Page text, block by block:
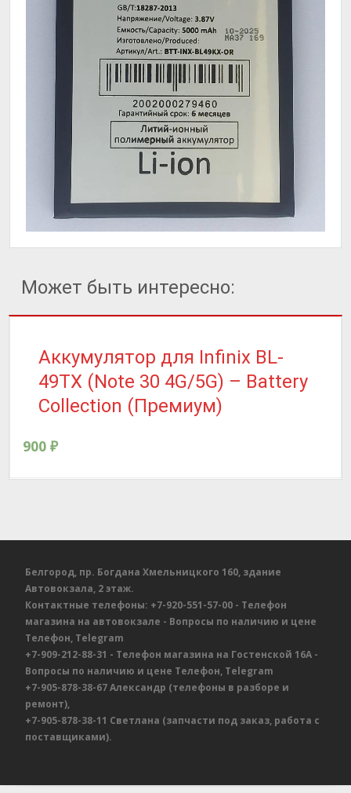
Может быть интересно:
Аккумулятор для Infinix BL-
49TX (Note 30 4G/5G) – Battery
Collection (Премиум)
900 ₽
Белгород, пр. Богдана Хмельницкого 160, здание
Автовокзала, 2 этаж.
Контактные телефоны: +7-920-551-57-00 - Телефон
магазина на автовокзале - Вопросы по наличию и цене
Телефон, Telegram
+7-909-212-88-31 - Телефон магазина на Гостенской 16А -
Вопросы по наличию и цене Телефон, Telegram
+7-905-878-38-67Александр (телефоны в разборе и
ремонт),
+7-905-878-38-11 Светлана (запчасти под заказ, работа с
поставщиками).